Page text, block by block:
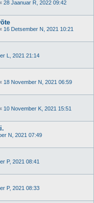
28 Jaanuar R, 2022 09:42
16 Detsember N, 2021 10:21
L, 2021 21:14
18 November N, 2021 06:59
10 November K, 2021 15:51
N, 2021 07:49
P, 2021 08:41
P, 2021 08:33